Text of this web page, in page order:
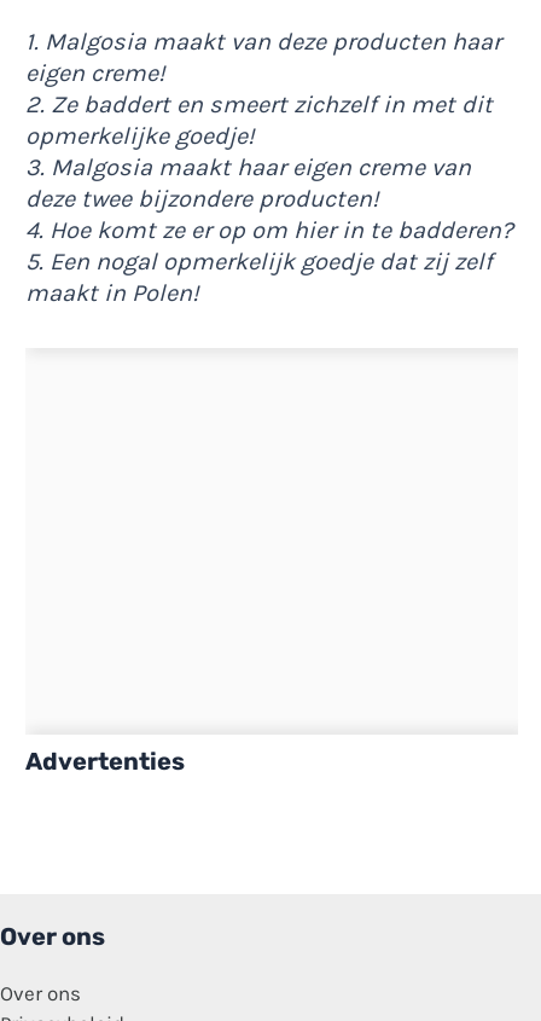
1. Malgosia maakt van deze producten haar
eigen creme!
2. Ze baddert en smeert zichzelf in met dit
opmerkelijke goedje!
3. Malgosia maakt haar eigen creme van
deze twee bijzondere producten!
4. Hoe komt ze er op om hier in te badderen?
5. Een nogal opmerkelijk goedje dat zij zelf
maakt in Polen!
Advertenties
Over ons
Over ons